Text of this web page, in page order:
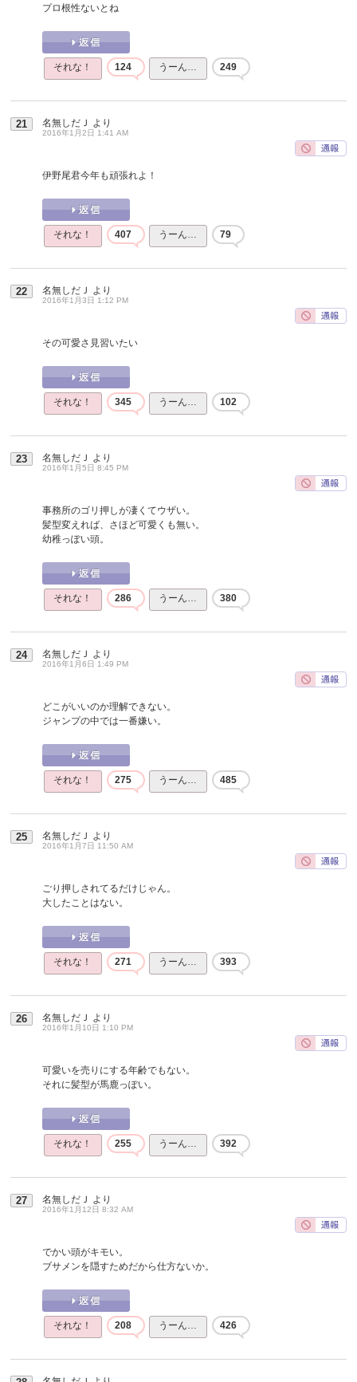
プロ根性ないとね
それな！ 124 うーん… 249
21 名無しだＪ より
2016年1月2日 1:41 AM
伊野尾君今年も頑張れよ！
それな！ 407 うーん… 79
22 名無しだＪ より
2016年1月3日 1:12 PM
その可愛さ見習いたい
それな！ 345 うーん… 102
23 名無しだＪ より
2016年1月5日 8:45 PM
事務所のゴリ押しが凄くてウザい。
髪型変えれば、さほど可愛くも無い。
幼稚っぽい頭。
それな！ 286 うーん… 380
24 名無しだＪ より
2016年1月6日 1:49 PM
どこがいいのか理解できない。
ジャンプの中では一番嫌い。
それな！ 275 うーん… 485
25 名無しだＪ より
2016年1月7日 11:50 AM
ごり押しされてるだけじゃん。
大したことはない。
それな！ 271 うーん… 393
26 名無しだＪ より
2016年1月10日 1:10 PM
可愛いを売りにする年齢でもない。
それに髪型が馬鹿っぽい。
それな！ 255 うーん… 392
27 名無しだＪ より
2016年1月12日 8:32 AM
でかい頭がキモい。
ブサメンを隠すためだから仕方ないか。
それな！ 208 うーん… 426